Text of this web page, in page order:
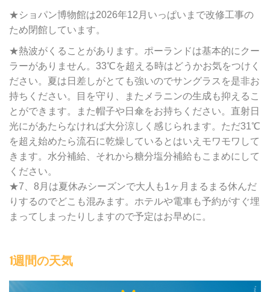
★ショパン博物館は2026年12月いっぱいまで改修工事の
ため閉館しています。
★熱波がくることがあります。ポーランドは基本的にクー
ラーがありません。33℃を超える時はどうかお気をつけく
ださい。夏は日差しがとても強いのでサングラスを是非お
持ちください。目を守り、またメラニンの生成も抑えるこ
とができます。また帽子や日傘をお持ちください。直射日
光にがあたらなければ大分涼しく感じられます。ただ31℃
を超え始めたら流石に乾燥しているとはいえモワモワして
きます。水分補給、それから糖分塩分補給もこまめにして
ください。
★7、8月は夏休みシーズンで大人も1ヶ月まるまる休んだ
りするのでどこも混みます。ホテルや電車も予約がすぐ埋
まってしまったりしますので予定はお早めに。
1週間の天気